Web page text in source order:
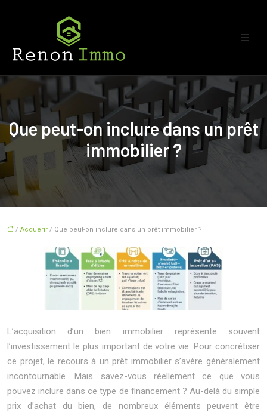
Que peut-on inclure dans un prêt
immobilier ?
/ Acquérir / Que peut-on inclure dans un prêt immobilier ?
L’acquisition d’un bien immobilier représente souvent
l’investissement le plus important de votre vie. Pour concrétiser
ce projet, le recours à un prêt immobilier s’avère généralement
incontournable. Mais savez-vous réellement ce que vous
pouvez inclure dans ce type de financement ? Au-delà du simple
prix d’achat du bien, de nombreux éléments peuvent être